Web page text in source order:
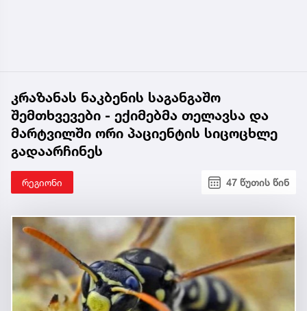
კრაზანას ნაკბენის საგანგაშო
შემთხვევები - ექიმებმა თელავსა და
მარტვილში ორი პაციენტის სიცოცხლე
გადაარჩინეს
რეგიონი 47 წუთის წინ